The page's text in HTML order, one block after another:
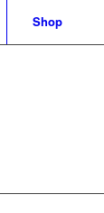
Shop